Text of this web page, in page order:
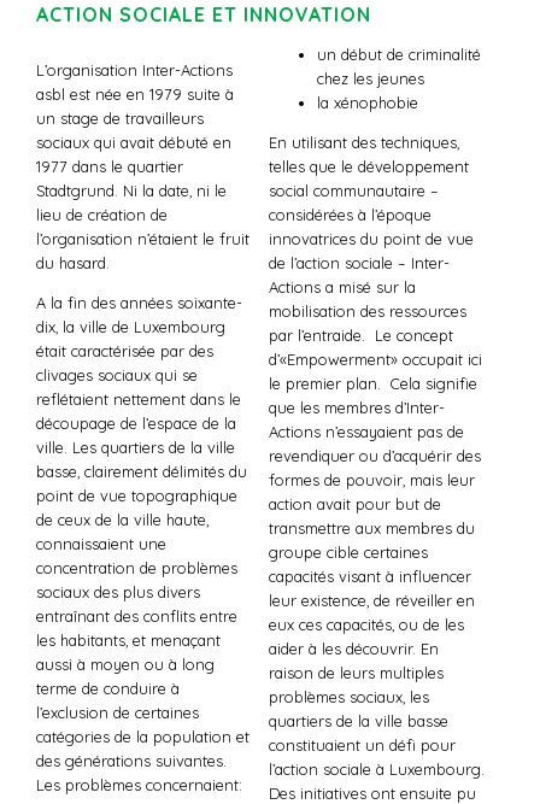
ACTION SOCIALE ET INNOVATION
L’organisation Inter-Actions
asbl est née en 1979 suite à
un stage de travailleurs
sociaux qui avait débuté en
1977 dans le quartier
Stadtgrund. Ni la date, ni le
lieu de création de
l’organisation n’étaient le fruit
du hasard.
A la fin des années soixante-
dix, la ville de Luxembourg
était caractérisée par des
clivages sociaux qui se
reflétaient nettement dans le
découpage de l’espace de la
ville. Les quartiers de la ville
basse, clairement délimités du
point de vue topographique
de ceux de la ville haute,
connaissaient une
concentration de problèmes
sociaux des plus divers
entraînant des conflits entre
les habitants, et menaçant
aussi à moyen ou à long
terme de conduire à
l’exclusion de certaines
catégories de la population et
des générations suivantes.
Les problèmes concernaient:
un début de criminalité
chez les jeunes
la xénophobie
En utilisant des techniques,
telles que le développement
social communautaire –
considérées à l’époque
innovatrices du point de vue
de l’action sociale – Inter-
Actions a misé sur la
mobilisation des ressources
par l’entraide. Le concept
d’«Empowerment» occupait ici
le premier plan. Cela signifie
que les membres d’Inter-
Actions n’essayaient pas de
revendiquer ou d’acquérir des
formes de pouvoir, mais leur
action avait pour but de
transmettre aux membres du
groupe cible certaines
capacités visant à influencer
leur existence, de réveiller en
eux ces capacités, ou de les
aider à les découvrir. En
raison de leurs multiples
problèmes sociaux, les
quartiers de la ville basse
constituaient un défi pour
l’action sociale à Luxembourg.
Des initiatives ont ensuite pu